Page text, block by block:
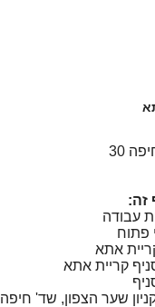
30
זה:
עבודה
פתוח
אתא
קריית אתא
שער הצפון, שד' חיפה 30